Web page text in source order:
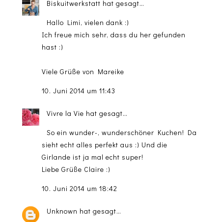
Biskuitwerkstatt hat gesagt…
Hallo Limi, vielen dank :)
Ich freue mich sehr, dass du her gefunden
hast :)
Viele Grüße von Mareike
10. Juni 2014 um 11:43
Vivre la Vie hat gesagt…
So ein wunder-, wunderschöner Kuchen! Da
sieht echt alles perfekt aus :) Und die
Girlande ist ja mal echt super!
Liebe Grüße Claire :)
10. Juni 2014 um 18:42
Unknown hat gesagt…